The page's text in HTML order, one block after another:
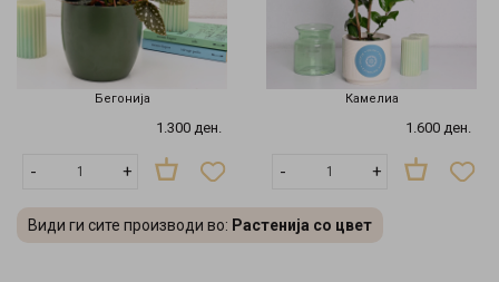
Бегонија
1.300 ден.
- +
Камелиа
1.600 ден.
- +
Види ги сите производи во: Растенија со цвет